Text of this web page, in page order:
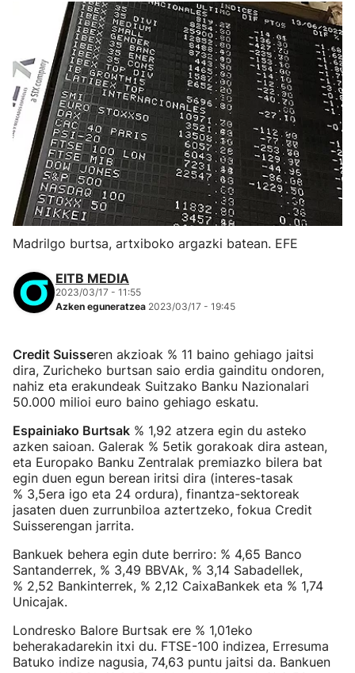
Madrilgo burtsa, artxiboko argazki batean. EFE
EITB MEDIA
2023/03/17 - 11:55
Azken eguneratzea 2023/03/17 - 19:45
Credit Suisseren akzioak % 11 baino gehiago jaitsi
dira, Zuricheko burtsan saio erdia gainditu ondoren,
nahiz eta erakundeak Suitzako Banku Nazionalari
50.000 milioi euro baino gehiago eskatu.
Espainiako Burtsak % 1,92 atzera egin du asteko
azken saioan. Galerak % 5etik gorakoak dira astean,
eta Europako Banku Zentralak premiazko bilera bat
egin duen egun berean iritsi dira (interes-tasak
% 3,5era igo eta 24 ordura), finantza-sektoreak
jasaten duen zurrunbiloa aztertzeko, fokua Credit
Suisserengan jarrita.
Bankuek behera egin dute berriro: % 4,65 Banco
Santanderrek, % 3,49 BBVAk, % 3,14 Sabadellek,
% 2,52 Bankinterrek, % 2,12 CaixaBankek eta % 1,74
Unicajak.
Londresko Balore Burtsak ere % 1,01eko
beherakadarekin itxi du. FTSE-100 indizea, Erresuma
Batuko indize nagusia, 74,63 puntu jaitsi da. Bankuen